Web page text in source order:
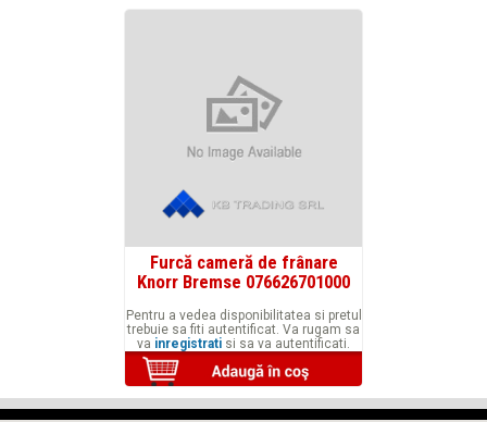
Furcă cameră de frânare
Knorr Bremse 076626701000
Pentru a vedea disponibilitatea si pretul
trebuie sa fiti autentificat. Va rugam sa
va inregistrati si sa va autentificati.